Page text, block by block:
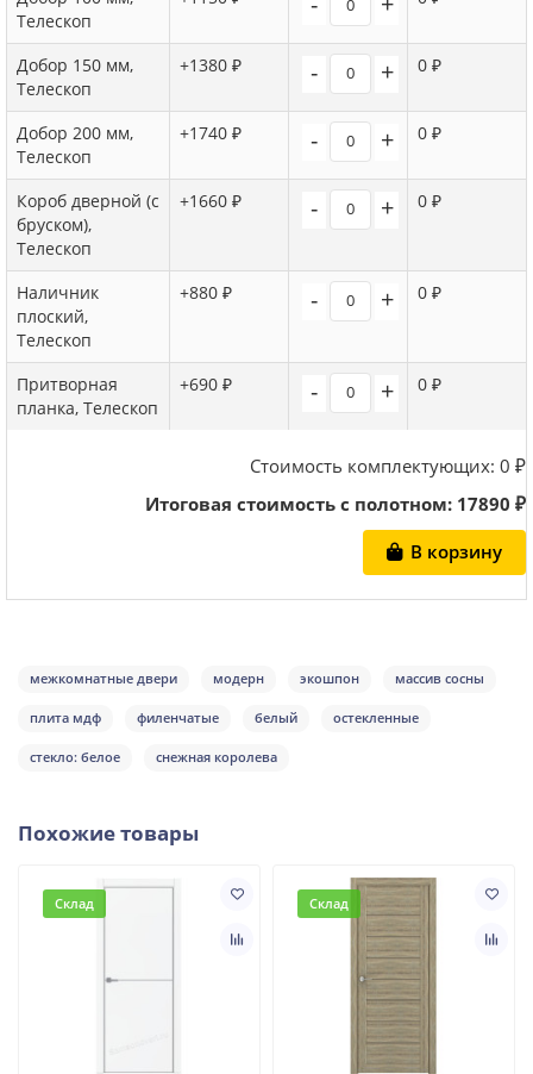
Телескоп
Добор 150 мм,
Телескоп
+1380 ₽ - + 0 ₽
Добор 200 мм,
Телескоп
+1740 ₽ - + 0 ₽
Короб дверной (с
бруском),
Телескоп
+1660 ₽ - + 0 ₽
Наличник
плоский,
Телескоп
+880 ₽ - + 0 ₽
Притворная
планка, Телескоп
+690 ₽ - + 0 ₽
Стоимость комплектующих: 0 ₽
Итоговая стоимость с полотном: 17890 ₽
В корзину
межкомнатные двери модерн экошпон массив сосны
плита мдф филенчатые белый остекленные
стекло: белое снежная королева
Похожие товары
Склад Склад